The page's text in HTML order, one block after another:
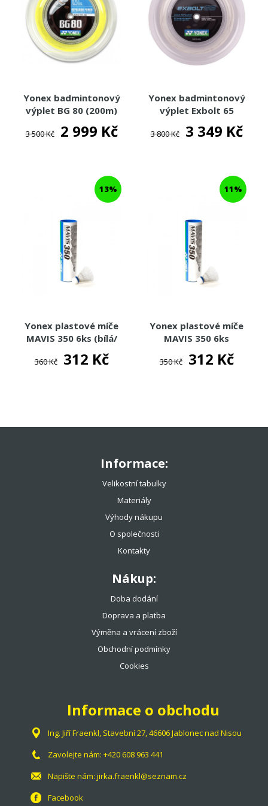
Yonex badmintonový
výplet BG 80 (200m)
3 500 Kč 2 999 Kč
Yonex badmintonový
výplet Exbolt 65
3 800 Kč 3 349 Kč
13%
Yonex plastové míče
MAVIS 350 6ks (bílá/
360 Kč 312 Kč
11%
Yonex plastové míče
MAVIS 350 6ks
350 Kč 312 Kč
Informace:
Velikostní tabulky
Materiály
Výhody nákupu
O společnosti
Kontakty
Nákup:
Doba dodání
Doprava a platba
Výměna a vrácení zboží
Obchodní podmínky
Cookies
Informace o obchodu
Ing. Jiří Fraenkl, Stavební 27, 46606 Jablonec nad Nisou
Zavolejte nám: +420 608 963 441
Napište nám: jirka.fraenkl@seznam.cz
Facebook